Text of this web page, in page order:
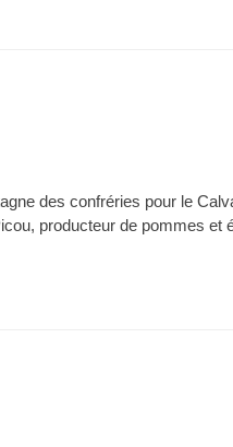
des confréries pour le
producteur de pommes et